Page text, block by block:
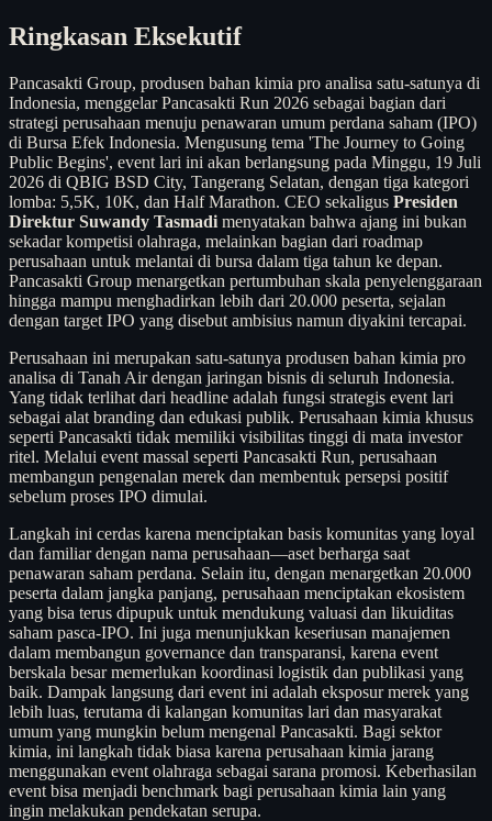
Ringkasan Eksekutif
Pancasakti Group, produsen bahan kimia pro analisa satu-satunya di
Indonesia, menggelar Pancasakti Run 2026 sebagai bagian dari
strategi perusahaan menuju penawaran umum perdana saham (IPO)
di Bursa Efek Indonesia. Mengusung tema 'The Journey to Going
Public Begins', event lari ini akan berlangsung pada Minggu, 19 Juli
2026 di QBIG BSD City, Tangerang Selatan, dengan tiga kategori
lomba: 5,5K, 10K, dan Half Marathon. CEO sekaligus Presiden
Direktur Suwandy Tasmadi menyatakan bahwa ajang ini bukan
sekadar kompetisi olahraga, melainkan bagian dari roadmap
perusahaan untuk melantai di bursa dalam tiga tahun ke depan.
Pancasakti Group menargetkan pertumbuhan skala penyelenggaraan
hingga mampu menghadirkan lebih dari 20.000 peserta, sejalan
dengan target IPO yang disebut ambisius namun diyakini tercapai.
Perusahaan ini merupakan satu-satunya produsen bahan kimia pro
analisa di Tanah Air dengan jaringan bisnis di seluruh Indonesia.
Yang tidak terlihat dari headline adalah fungsi strategis event lari
sebagai alat branding dan edukasi publik. Perusahaan kimia khusus
seperti Pancasakti tidak memiliki visibilitas tinggi di mata investor
ritel. Melalui event massal seperti Pancasakti Run, perusahaan
membangun pengenalan merek dan membentuk persepsi positif
sebelum proses IPO dimulai.
Langkah ini cerdas karena menciptakan basis komunitas yang loyal
dan familiar dengan nama perusahaan—aset berharga saat
penawaran saham perdana. Selain itu, dengan menargetkan 20.000
peserta dalam jangka panjang, perusahaan menciptakan ekosistem
yang bisa terus dipupuk untuk mendukung valuasi dan likuiditas
saham pasca-IPO. Ini juga menunjukkan keseriusan manajemen
dalam membangun governance dan transparansi, karena event
berskala besar memerlukan koordinasi logistik dan publikasi yang
baik. Dampak langsung dari event ini adalah eksposur merek yang
lebih luas, terutama di kalangan komunitas lari dan masyarakat
umum yang mungkin belum mengenal Pancasakti. Bagi sektor
kimia, ini langkah tidak biasa karena perusahaan kimia jarang
menggunakan event olahraga sebagai sarana promosi. Keberhasilan
event bisa menjadi benchmark bagi perusahaan kimia lain yang
ingin melakukan pendekatan serupa.